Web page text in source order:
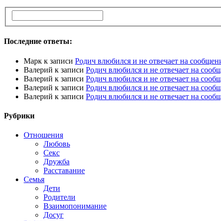
Последние ответы:
Марк к записи Родич влюбился и не отвечает на
Валерий к записи Родич влюбился и не отвечает на
Валерий к записи Родич влюбился и не отвечает на
Валерий к записи Родич влюбился и не отвечает на
Валерий к записи Родич влюбился и не отвечает на
Рубрики
Отношения
Любовь
Секс
Дружба
Расставание
Семья
Дети
Родители
Взаимопонимание
Досуг